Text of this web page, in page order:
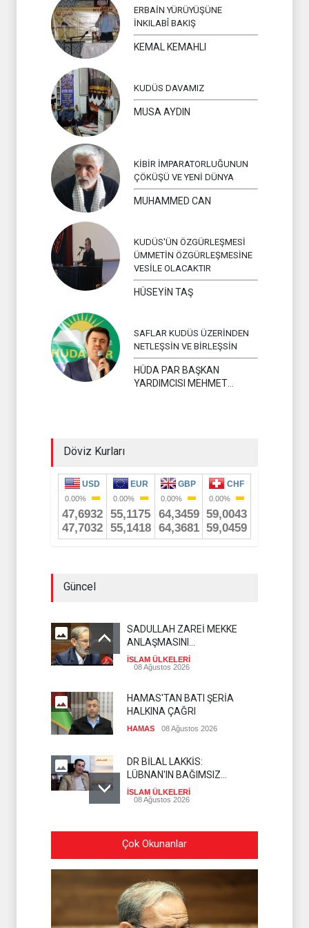
ERBAİN YÜRÜYÜŞÜNE
İNKILABÎ BAKIŞ
KEMAL KEMAHLI
KUDÜS DAVAMIZ
MUSA AYDIN
KİBİR İMPARATORLUĞUNUN
ÇÖKÜŞÜ VE YENİ DÜNYA
MUHAMMED CAN
KUDÜS'ÜN ÖZGÜRLEŞMESİ
ÜMMETİN ÖZGÜRLEŞMESİNE
VESİLE OLACAKTIR
HÜSEYİN TAŞ
SAFLAR KUDÜS ÜZERİNDEN
NETLEŞSİN VE BİRLEŞSİN
HÜDA PAR BAŞKAN
YARDIMCISI MEHMET
Döviz Kurları
Güncel
SADULLAH ZAREİ MEKKE
ANLAŞMASINI
DEĞERLENDİRDİ
İSLAM ÜLKELERİ
08 Ağustos 2026
HAMAS'TAN BATI ŞERİA
HALKINA ÇAĞRI
HAMAS 08 Ağustos 2026
DR BİLAL LAKKİS:
LÜBNAN'IN BAĞIMSIZ
OLMASI İSTENMİYOR
İSLAM ÜLKELERİ
08 Ağustos 2026
ENSARULLAH'TAN SUUDİ
ARABİSTAN'A UYARI
İSLAM ÜLKELERİ
07 Ağustos 2026
THE TELEGRAPH: İRAN
SAVAŞTAN ZAFERLE ÇIKTI
Çok Okunanlar